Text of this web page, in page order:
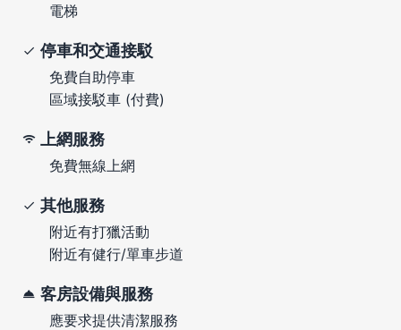
電梯
停車和交通接駁
免費自助停車
區域接駁車 (付費)
上網服務
免費無線上網
其他服務
附近有打獵活動
附近有健行/單車步道
客房設備與服務
應要求提供清潔服務